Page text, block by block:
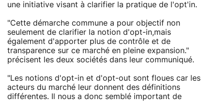
une initiative visant à clarifier la pratique de l'opt'in.
"Cette démarche commune a pour objectif non
seulement de clarifier la notion d'opt-in,mais
également d'apporter plus de contrôle et de
transparence sur ce marché en pleine expansion."
précisent les deux sociétés dans leur communiqué.
"Les notions d'opt-in et d'opt-out sont floues car les
acteurs du marché leur donnent des définitions
différentes. Il nous a donc semblé important de